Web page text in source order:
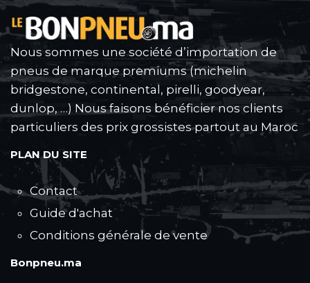
Nous sommes une société d’importation de
pneus de marque premiums (michelin
bridgestone, continental, pirelli, goodyear,
dunlop, …) Nous faisons bénéficier nos clients
particuliers des prix grossistes partout au Maroc
PLAN DU SITE
Contact
Guide d'achat
Conditions générale de vente
Bonpneu.ma